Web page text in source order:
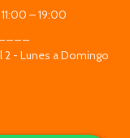
– 19:00
2 - Lunes a Domingo